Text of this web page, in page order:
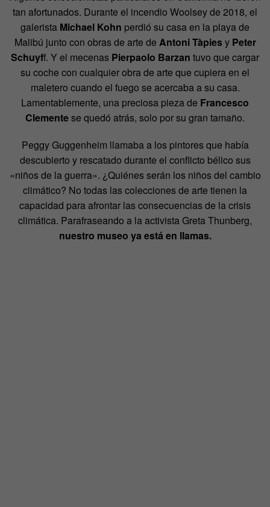
tan afortunados. Durante el incendio Woolsey de 2018, el
galerista Michael Kohn perdió su casa en la playa de
Malibú junto con obras de arte de Antoni TàpiesyPeter
Schuyff. Y el mecenas Pierpaolo Barzan tuvo que cargar
su coche con cualquier obra de arte que cupiera en el
maletero cuando el fuego se acercaba a su casa.
Lamentablemente, una preciosa pieza de Francesco
Clementese quedó atrás, solo por su gran tamaño.
Peggy Guggenheim llamaba a los pintores que había
descubierto y rescatado durante el conflicto bélico sus
«niños de la guerra». ¿Quiénes serán los niños del cambio
climático? No todas las colecciones de arte tienen la
capacidad para afrontar las consecuencias de la crisis
climática. Parafraseando a la activista Greta Thunberg,
nuestro museo ya está en llamas.